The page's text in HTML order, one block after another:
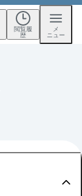
閲覧履
歴
メ
ニュー